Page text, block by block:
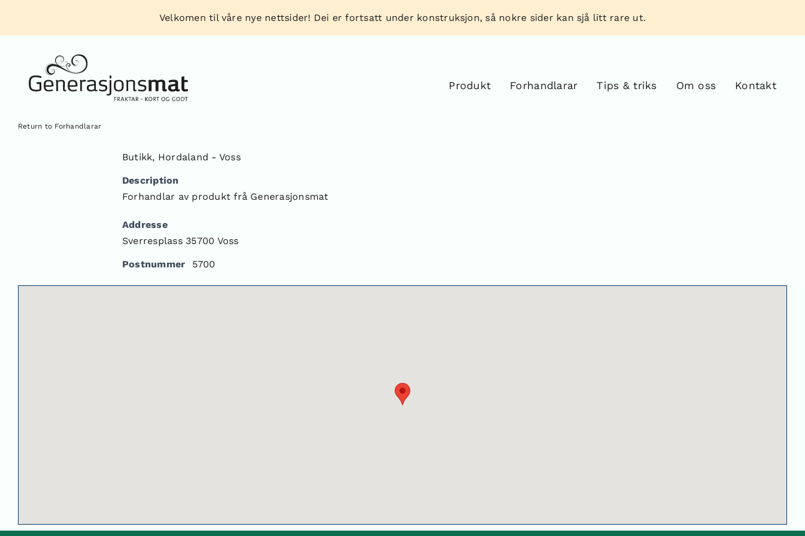
Velkomen til våre nye nettsider! Dei er fortsatt under konstruksjon, så nokre sider kan sjå litt rare ut.
Produkt Forhandlarar Tips & triks Om oss Kontakt
Return to Forhandlarar
Butikk, Hordaland - Voss
Description
Forhandlar av produkt frå Generasjonsmat
Addresse
Sverresplass 35700 Voss
Postnummer 5700